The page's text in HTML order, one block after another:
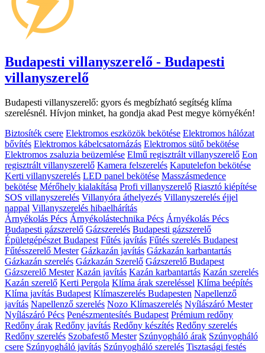
Budapesti villanyszerelő - Budapesti
villanyszerelő
Budapesti villanyszerelő: gyors és megbízható segítség klíma
szerelésnél. Hívjon minket, ha gondja akad Pest megye környékén!
Biztosíték csere Elektromos eszközök bekötése Elektromos hálózat
bővítés Elektromos kábelcsatornázás Elektromos sütő bekötése
Elektromos zsaluzia beüzemlése Elmű regisztrált villanyszerelő Eon
regisztrált villanyszerelő Kamera felszerelés Kaputelefon bekötése
Kerti villanyszerelés LED panel bekötése Masszásmedence
bekötése Mérőhely kialakítása Profi villanyszerelő Riasztó kiépítése
SOS villanyszerelés Villanyóra áthelyezés Villanyszerelés éjjel
nappal Villanyszerelés hibaelhárítás
Árnyékolás Pécs Árnyékolástechnika Pécs Árnyékolás Pécs
Budapesti gázszerelő Gázszerelés Budapesti gázszerelő
Épületgépészet Budapest Fűtés javítás Fűtés szerelés Budapest
Fűtésszerelő Mester Gázkazán javítás Gázkazán karbantartás
Gázkazán szerelés Gázkazán Szerelő Gázszerelő Budapest
Gázszerelő Mester Kazán javítás Kazán karbantartás Kazán szerelés
Kazán szerelő Kerti Pergola Klíma árak szereléssel Klíma beépítés
Klíma javítás Budapest Klímaszerelés Budapesten Napellenző
javítás Napellenző szerelés Nozo Klímaszerelés Nyílászáró Mester
Nyílászáró Pécs Penészmentesítés Budapest Prémium redőny
Redőny árak Redőny javítás Redőny készítés Redőny szerelés
Redőny szerelés Szobafestő Mester Szúnyogháló árak Szúnyogháló
csere Szúnyogháló javítás Szúnyogháló szerelés Tisztasági festés